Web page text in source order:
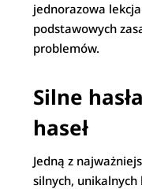
jednorazowa
podstawowych
problemów.
Silne
haseł
Jedną z
silnych, unikalnych